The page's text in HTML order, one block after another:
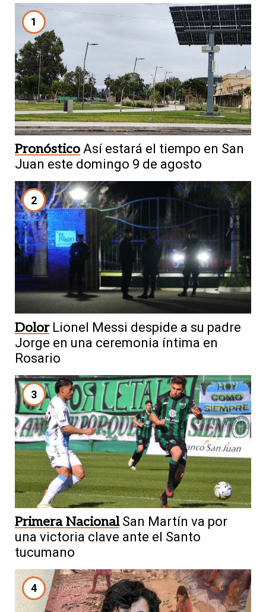
1
Pronóstico Así estará el tiempo en San
Juan este domingo 9 de agosto
2
Dolor Lionel Messi despide a su padre
Jorge en una ceremonia íntima en
Rosario
3
Primera Nacional San Martín va por
una victoria clave ante el Santo
tucumano
4